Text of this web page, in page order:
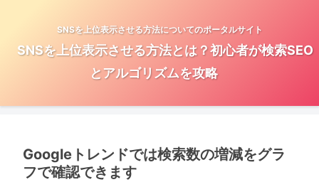
SNSを上位表示させる方法についてのポータルサイト
SNSを上位表示させる方法とは？初心者が検索SEO
とアルゴリズムを攻略
Googleトレンドでは検索数の増減をグラ
フで確認できます